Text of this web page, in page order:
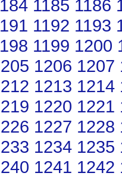
1185 1186
1192 1193
1199 1200
1206 1207
1213 1214
1220 1221
1227 1228
1234 1235
1241 1242